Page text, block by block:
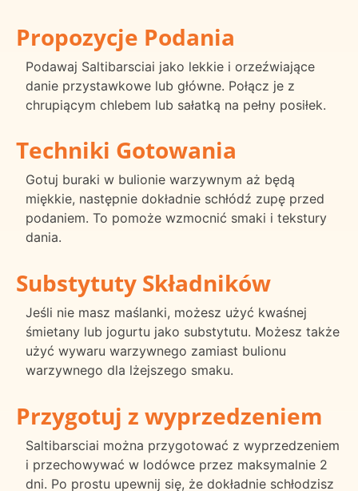
Propozycje Podania
Podawaj Saltibarsciai jako lekkie i orzeźwiające
danie przystawkowe lub główne. Połącz je z
chrupiącym chlebem lub sałatką na pełny posiłek.
Techniki Gotowania
Gotuj buraki w bulionie warzywnym aż będą
miękkie, następnie dokładnie schłódź zupę przed
podaniem. To pomoże wzmocnić smaki i tekstury
dania.
Substytuty Składników
Jeśli nie masz maślanki, możesz użyć kwaśnej
śmietany lub jogurtu jako substytutu. Możesz także
użyć wywaru warzywnego zamiast bulionu
warzywnego dla lżejszego smaku.
Przygotuj z wyprzedzeniem
Saltibarsciai można przygotować z wyprzedzeniem
i przechowywać w lodówce przez maksymalnie 2
dni. Po prostu upewnij się, że dokładnie schłodzisz